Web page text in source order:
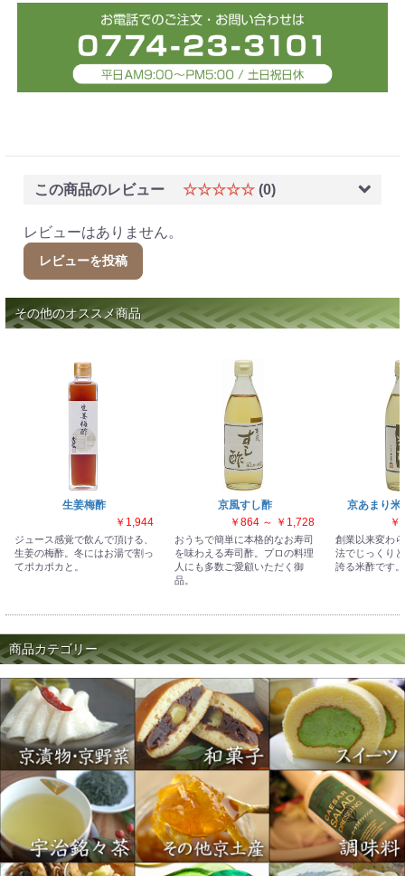
この商品のレビュー ☆☆☆☆☆ (0)
レビューはありません。
レビューを投稿
その他のオススメ商品
生姜梅酢
￥1,944
ジュース感覚で飲んで頂ける、
生姜の梅酢。冬にはお湯で割っ
てポカポカと。
京風すし酢
￥864 ～ ￥1,728
おうちで簡単に本格的なお寿司
を味わえる寿司酢。プロの料理
人にも多数ご愛顧いただく御
品。
京あまり米
￥
創業以来変わ
法でじっくり
誇る米酢です。
商品カテゴリー